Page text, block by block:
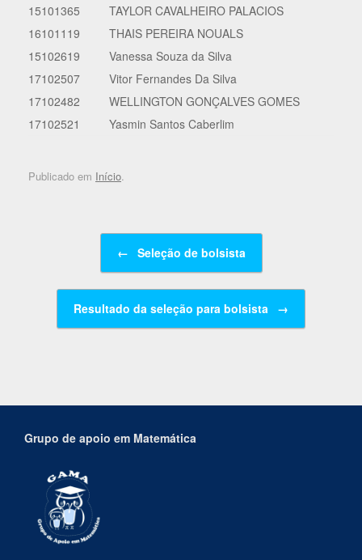
15101365
TAYLOR CAVALHEIRO PALACIOS
16101119
THAIS PEREIRA NOUALS
15102619
Vanessa Souza da Silva
17102507
Vitor Fernandes Da Silva
17102482
WELLINGTON GONÇALVES GOMES
17102521
Yasmin Santos Caberlim
Publicado em Início.
Navegação de posts
← Seleção de bolsista
Resultado da seleção para bolsista →
Grupo de apoio em Matemática